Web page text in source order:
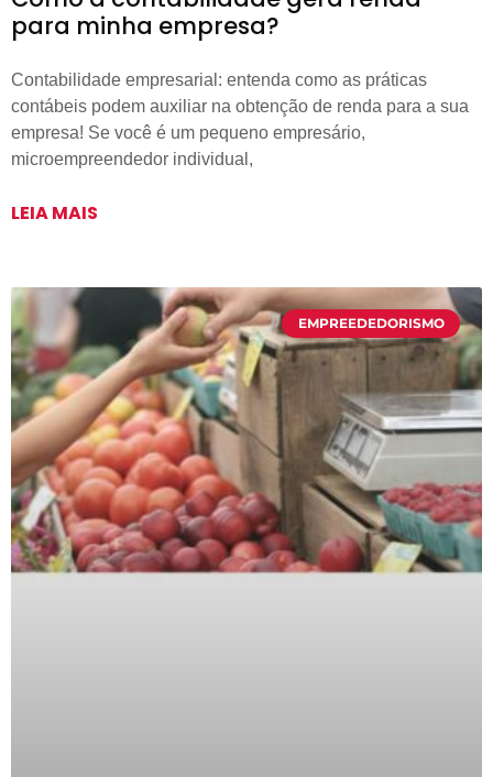
para minha empresa?
Contabilidade empresarial: entenda como as práticas
contábeis podem auxiliar na obtenção de renda para a sua
empresa! Se você é um pequeno empresário,
microempreendedor individual,
LEIA MAIS
EMPREEDEDORISMO